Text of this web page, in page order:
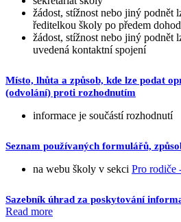
žádost, stížnost nebo jiný podnět
ředitelkou školy po předem
žádost, stížnost nebo jiný podnět
uvedená kontaktní spojení
Místo, lhůta a způsob, kde lze podat
(odvolání) proti rozhodnutím
informace je součástí rozhodnutí
Seznam používaných formulářů,
na webu školy v sekci Pro rodiče
Sazebník úhrad za poskytování
Read more